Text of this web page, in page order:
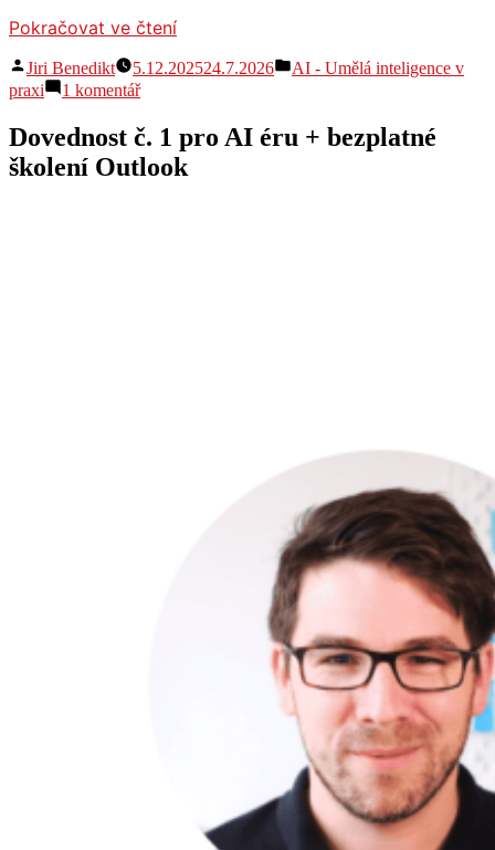
Pokračovat ve čtení„Nokia,
OpenAI.“
Autor
Jiri Benedikt 5.12.202524.7.2026
Publikováno
AI - Umělá inteligence v
praxi
1 komentářu
s
názvem
Nokia,
Dovednost č. 1 pro AI éru + bezplatné
školení Outlook